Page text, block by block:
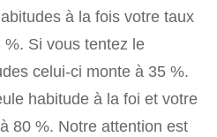
à la fois votre taux
Si vous tentez le
celui-ci monte à 35 %.
habitude à la foi et votre
80 %. Notre attention est